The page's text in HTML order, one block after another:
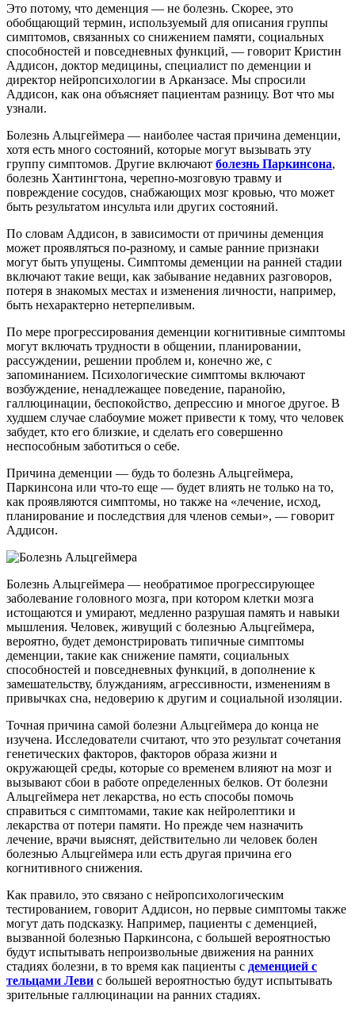
Это потому, что деменция — не болезнь. Скорее, это
обобщающий термин, используемый для описания группы
симптомов, связанных со снижением памяти, социальных
способностей и повседневных функций, — говорит Кристин
Аддисон, доктор медицины, специалист по деменции и
директор нейропсихологии в Арканзасе. Мы спросили
Аддисон, как она объясняет пациентам разницу. Вот что мы
узнали.
Болезнь Альцгеймера — наиболее частая причина деменции,
хотя есть много состояний, которые могут вызывать эту
группу симптомов. Другие включают болезнь Паркинсона,
болезнь Хантингтона, черепно-мозговую травму и
повреждение сосудов, снабжающих мозг кровью, что может
быть результатом инсульта или других состояний.
По словам Аддисон, в зависимости от причины деменция
может проявляться по-разному, и самые ранние признаки
могут быть упущены. Симптомы деменции на ранней стадии
включают такие вещи, как забывание недавних разговоров,
потеря в знакомых местах и ​​изменения личности, например,
быть нехарактерно нетерпеливым.
По мере прогрессирования деменции когнитивные симптомы
могут включать трудности в общении, планировании,
рассуждении, решении проблем и, конечно же, с
запоминанием. Психологические симптомы включают
возбуждение, ненадлежащее поведение, паранойю,
галлюцинации, беспокойство, депрессию и многое другое. В
худшем случае слабоумие может привести к тому, что человек
забудет, кто его близкие, и сделать его совершенно
неспособным заботиться о себе.
Причина деменции — будь то болезнь Альцгеймера,
Паркинсона или что-то еще — будет влиять не только на то,
как проявляются симптомы, но также на «лечение, исход,
планирование и последствия для членов семьи», — говорит
Аддисон.
Болезнь Альцгеймера — необратимое прогрессирующее
заболевание головного мозга, при котором клетки мозга
истощаются и умирают, медленно разрушая память и навыки
мышления. Человек, живущий с болезнью Альцгеймера,
вероятно, будет демонстрировать типичные симптомы
деменции, такие как снижение памяти, социальных
способностей и повседневных функций, в дополнение к
замешательству, блужданиям, агрессивности, изменениям в
привычках сна, недоверию к другим и социальной изоляции.
Точная причина самой болезни Альцгеймера до конца не
изучена. Исследователи считают, что это результат сочетания
генетических факторов, факторов образа жизни и
окружающей среды, которые со временем влияют на мозг и
вызывают сбои в работе определенных белков. От болезни
Альцгеймера нет лекарства, но есть способы помочь
справиться с симптомами, такие как нейролептики и
лекарства от потери памяти. Но прежде чем назначить
лечение, врачи выяснят, действительно ли человек болен
болезнью Альцгеймера или есть другая причина его
когнитивного снижения.
Как правило, это связано с нейропсихологическим
тестированием, говорит Аддисон, но первые симптомы также
могут дать подсказку. Например, пациенты с деменцией,
вызванной болезнью Паркинсона, с большей вероятностью
будут испытывать непроизвольные движения на ранних
стадиях болезни, в то время как пациенты с деменцией с
тельцами Леви с большей вероятностью будут испытывать
зрительные галлюцинации на ранних стадиях.